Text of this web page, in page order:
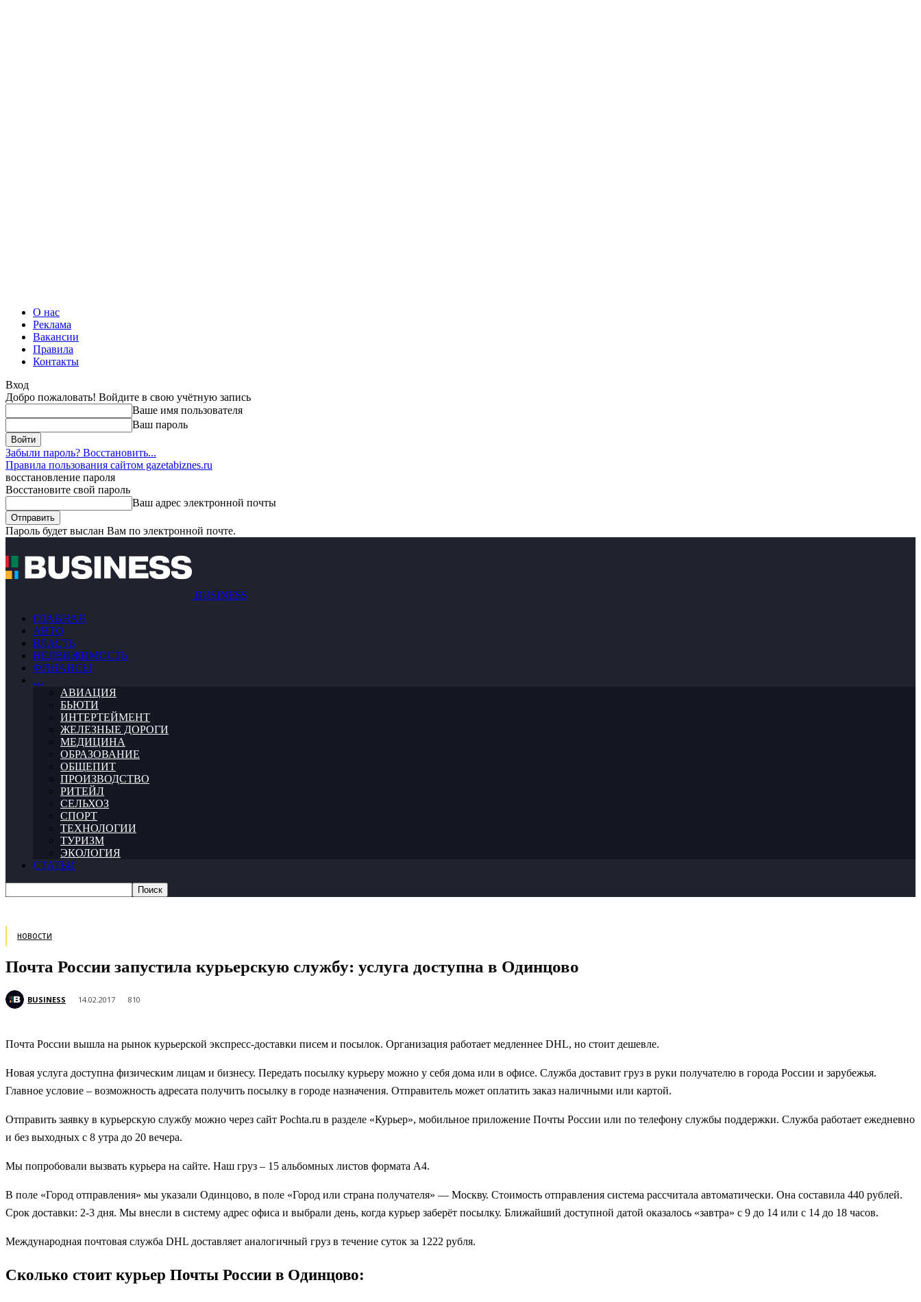
О нас
Реклама
Вакансии
Правила
Контакты
Вход
Добро пожаловать! Войдите в свою учётную запись
Ваше имя пользователя
Ваш пароль
Забыли пароль? Восстановить...
Правила пользования сайтом gazetabiznes.ru
восстановление пароля
Восстановите свой пароль
Ваш адрес электронной почты
Пароль будет выслан Вам по электронной почте.
BUSINESS
ГЛАВНАЯ
АВТО
ВЛАСТЬ
НЕДВИЖИМОСТЬ
ФИНАНСЫ
…
АВИАЦИЯ
БЬЮТИ
ИНТЕРТЕЙМЕНТ
ЖЕЛЕЗНЫЕ ДОРОГИ
МЕДИЦИНА
ОБРАЗОВАНИЕ
ОБЩЕПИТ
ПРОИЗВОДСТВО
РИТЕЙЛ
СЕЛЬХОЗ
СПОРТ
ТЕХНОЛОГИИ
ТУРИЗМ
ЭКОЛОГИЯ
СТАТЬИ
НОВОСТИ
Почта России запустила курьерскую службу: услуга доступна в Одинцово
BUSINESS 14.02.2017 810
Почта России вышла на рынок курьерской экспресс-доставки писем и посылок. Организация работает медленнее DHL, но стоит дешевле.
Новая услуга доступна физическим лицам и бизнесу. Передать посылку курьеру можно у себя дома или в офисе. Служба доставит груз в руки получателю в города России и зарубежья.
Главное условие – возможность адресата получить посылку в городе назначения. Отправитель может оплатить заказ наличными или картой.
Отправить заявку в курьерскую службу можно через сайт Pochta.ru в разделе «Курьер», мобильное приложение Почты России или по телефону службы поддержки. Служба работает ежедневно
и без выходных с 8 утра до 20 вечера.
Мы попробовали вызвать курьера на сайте. Наш груз – 15 альбомных листов формата А4.
В поле «Город отправления» мы указали Одинцово, в поле «Город или страна получателя» — Москву. Стоимость отправления система рассчитала автоматически. Она составила 440 рублей.
Срок доставки: 2-3 дня. Мы внесли в систему адрес офиса и выбрали день, когда курьер заберёт посылку. Ближайший доступной датой оказалось «завтра» с 9 до 14 или с 14 до 18 часов.
Международная почтовая служба DHL доставляет аналогичный груз в течение суток за 1222 рубля.
Сколько стоит курьер Почты России в Одинцово: